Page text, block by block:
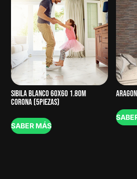
SIBILA BLANCO 60X60 1.80M
CORONA (5PIEZAS)
SABER MÁS